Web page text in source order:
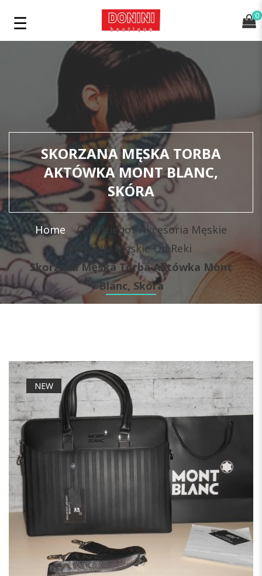
0
SKORZANA MĘSKA TORBA
AKTÓWKA MONT BLANC,
SKÓRA
Home Dla Niego
Akcesoria Męskie
Aktówki Męskie Od Reki
Skorzana Męska Torba Aktówka Mont
Blanc, Skóra
NEW